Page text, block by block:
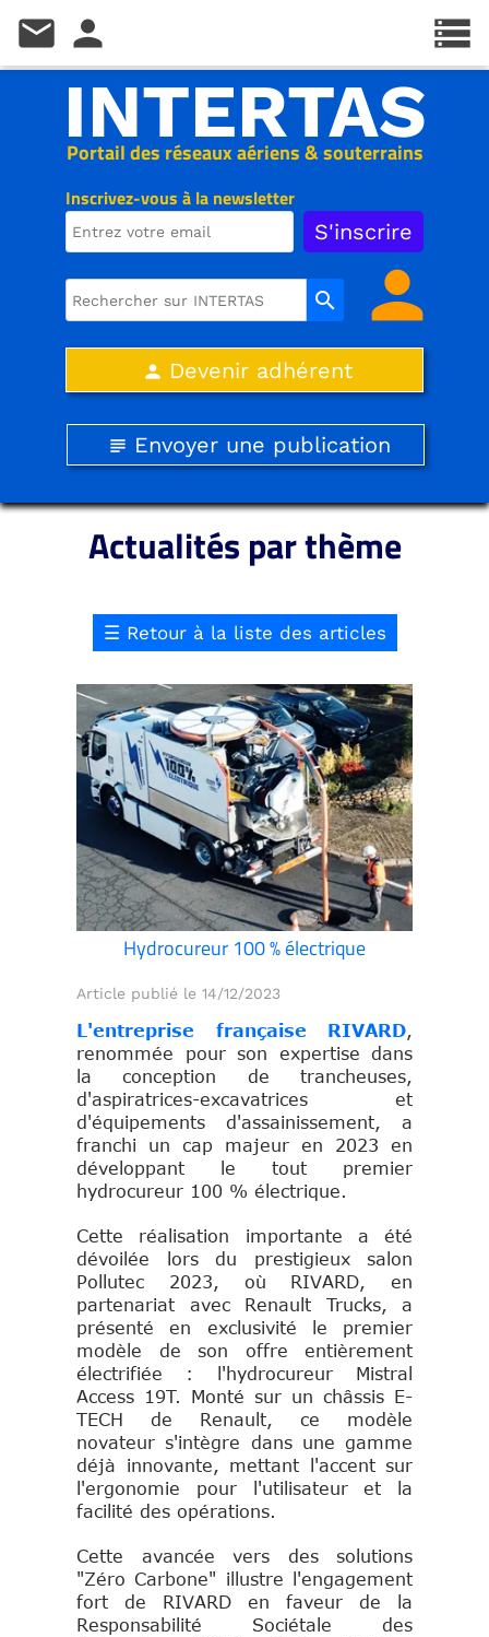
Inscrivez-vous à la newsletter
Portail des réseaux aériens & souterrains
INTERTAS
search person
person Devenir adhérent
subject Envoyer une publication
Actualités par thème
☰ Retour à la liste des articles
Hydrocureur 100 % électrique
Article publié le 14/12/2023
L'entreprise française RIVARD,
renommée pour son expertise dans
la conception de trancheuses,
d'aspiratrices-excavatrices et
d'équipements d'assainissement, a
franchi un cap majeur en 2023 en
développant le tout premier
hydrocureur 100 % électrique.
Cette réalisation importante a été
dévoilée lors du prestigieux salon
Pollutec 2023, où RIVARD, en
partenariat avec Renault Trucks, a
présenté en exclusivité le premier
modèle de son offre entièrement
électrifiée : l'hydrocureur Mistral
Access 19T. Monté sur un châssis E-
TECH de Renault, ce modèle
novateur s'intègre dans une gamme
déjà innovante, mettant l'accent sur
l'ergonomie pour l'utilisateur et la
facilité des opérations.
Cette avancée vers des solutions
"Zéro Carbone" illustre l'engagement
fort de RIVARD en faveur de la
Responsabilité Sociétale des
storage
mail person